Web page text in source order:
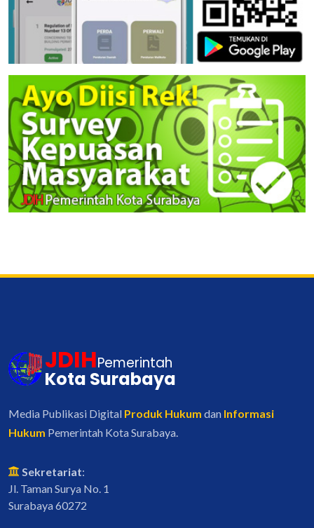
JDIHPemerintah
Kota Surabaya
Media Publikasi Digital Produk Hukum dan Informasi
Hukum Pemerintah Kota Surabaya.
Sekretariat:
Jl. Taman Surya No. 1
Surabaya 60272